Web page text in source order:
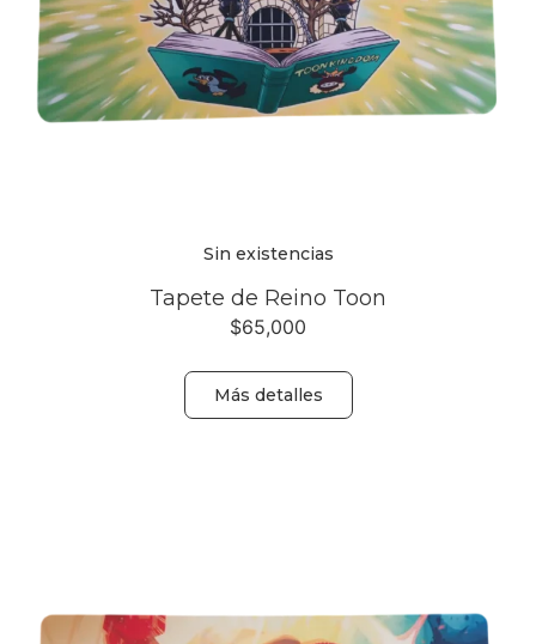
Sin existencias
Tapete de Reino Toon
$65,000
Más detalles